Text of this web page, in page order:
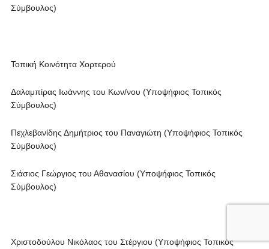
Σύμβουλος)
Τοπική Κοινότητα Χορτερού
Δαλαμπίρας Ιωάννης του Κων/νου (Υποψήφιος Τοπικός
Σύμβουλος)
Πεχλεβανίδης Δημήτριος του Παναγιώτη (Υποψήφιος Τοπικός
Σύμβουλος)
Σιάσιος Γεώργιος του Αθανασίου (Υποψήφιος Τοπικός
Σύμβουλος)
Χριστοδούλου Νικόλαος του Στέργιου (Υποψήφιος Τοπικός